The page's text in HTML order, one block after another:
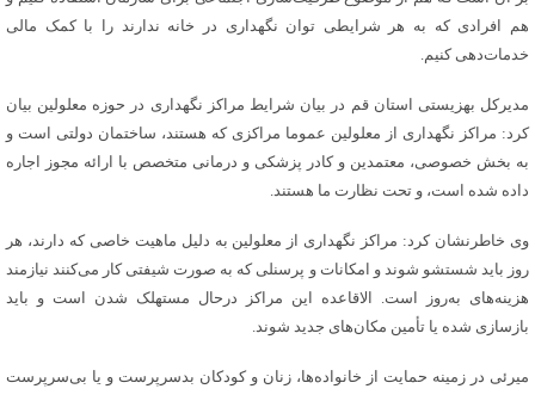
هم افرادی که به هر شرایطی توان نگهداری در خانه ندارند را با کمک مالی
خدمات‌دهی کنیم.
مدیرکل بهزیستی استان قم در بیان شرایط مراکز نگهداری در حوزه معلولین بیان
کرد: مراکز نگهداری از معلولین عموما مراکزی که هستند، ساختمان دولتی است و
به بخش خصوصی، معتمدین و کادر پزشکی و درمانی متخصص با ارائه مجوز اجاره
داده شده است، و تحت نظارت ما هستند.
وی خاطرنشان کرد: مراکز نگهداری از معلولین به دلیل ماهیت خاصی که دارند، هر
روز باید شستشو شوند و امکانات و پرسنلی که به صورت‌ شیفتی کار می‌کنند نیازمند
هزینه‌های به‌روز است. الاقاعده این مراکز درحال مستهلک شدن است و باید
بازسازی شده یا تأمین مکان‌های جدید شوند.
میرئی در زمینه حمایت از خانواده‌ها، زنان و کودکان بدسرپرست و یا بی‌سرپرست